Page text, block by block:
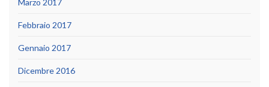
Febbraio 2017
Gennaio 2017
Dicembre 2016